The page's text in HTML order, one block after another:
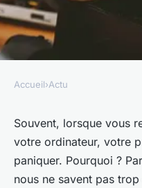
Qu'est-ce
informatique
comment le
Accueil›Actu
Souvent, lorsque vous
votre ordinateur, votre
paniquer. Pourquoi ?
nous ne savent pas